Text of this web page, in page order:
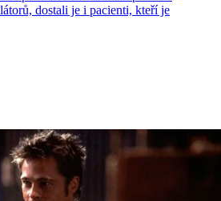
dostali je i pacienti, kteří je